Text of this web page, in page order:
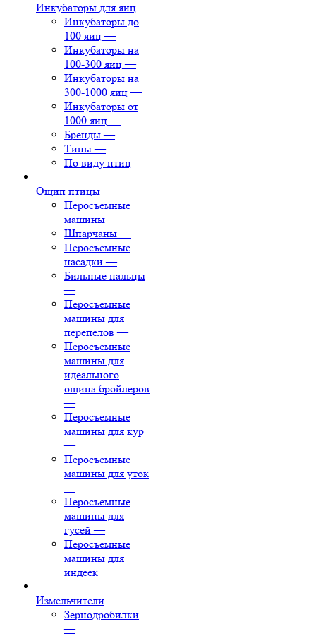
Инкубаторы для яиц
Инкубаторы до
100 яиц —
Инкубаторы на
100-300 яиц —
Инкубаторы на
300-1000 яиц —
Инкубаторы от
1000 яиц —
Бренды —
Типы —
По виду птиц
Ощип птицы
Перосъемные
машины —
Шпарчаны —
Перосъемные
насадки —
Бильные пальцы
—
Перосъемные
машины для
перепелов —
Перосъемные
машины для
идеального
ощипа бройлеров
—
Перосъемные
машины для кур
—
Перосъемные
машины для уток
—
Перосъемные
машины для
гусей —
Перосъемные
машины для
индеек
Измельчители
Зернодробилки
—